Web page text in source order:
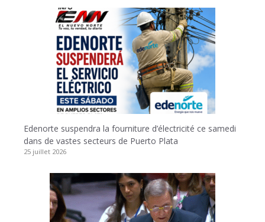
Edenorte suspendra la fourniture d’électricité ce samedi
dans de vastes secteurs de Puerto Plata
25 juillet 2026